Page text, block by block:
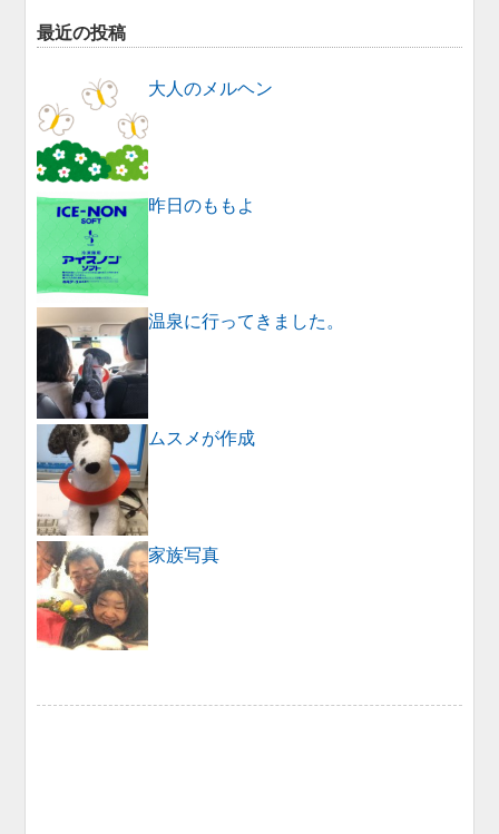
最近の投稿
大人のメルヘン
昨日のももよ
温泉に行ってきました。
ムスメが作成
家族写真